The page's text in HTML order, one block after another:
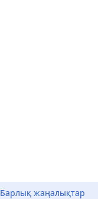
Барлық жаңалықтар